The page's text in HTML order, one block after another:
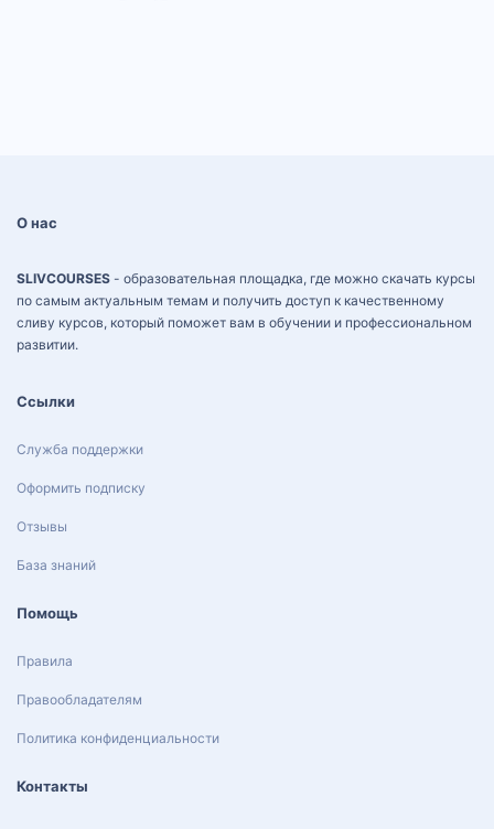
О нас
SLIVCOURSES - образовательная площадка, где можно скачать курсы
по самым актуальным темам и получить доступ к качественному
сливу курсов, который поможет вам в обучении и профессиональном
развитии.
Ссылки
Служба поддержки
Оформить подписку
Отзывы
База знаний
Помощь
Правила
Правообладателям
Политика конфиденциальности
Контакты